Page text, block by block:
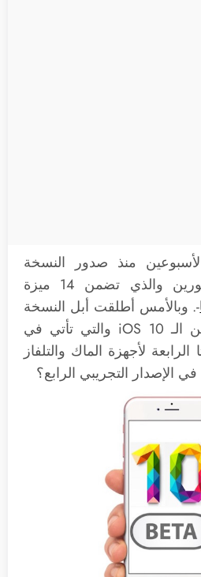
منذ صدور النسخة
التجريبية الثالثة للمطورين والذي تضمن 14 ميزة
-. وبالأمس أطلقت أبل النسخة
التجريبية للمطورين من الـ iOS 10 والتي تأتي في
لأجهزة الماك والتلفاز
الإصدار التجريبي الرابع؟